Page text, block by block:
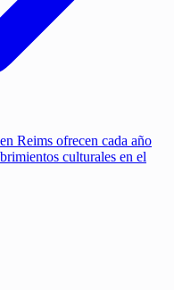
Reims ofrecen cada año
culturales en el